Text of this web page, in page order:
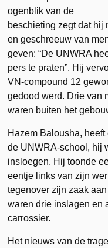
ogenblik van de
beschieting zegt dat hij
en geschreeuw van
geven: “De UNWRA
pers te praten”. Hij
VN-compound 12
gedood werd. Drie van
waren buiten het
Hazem Balousha,
de UNWRA-school, hij
insloegen. Hij toonde
eentje links van zijn
tegenover zijn zaak
waren drie inslagen en
carrossier.
Het nieuws van de